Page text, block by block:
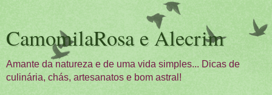
CamomilaRosa e Alecrim
Amante da natureza e de uma vida simples... Dicas de
culinária, chás, artesanatos e bom astral!